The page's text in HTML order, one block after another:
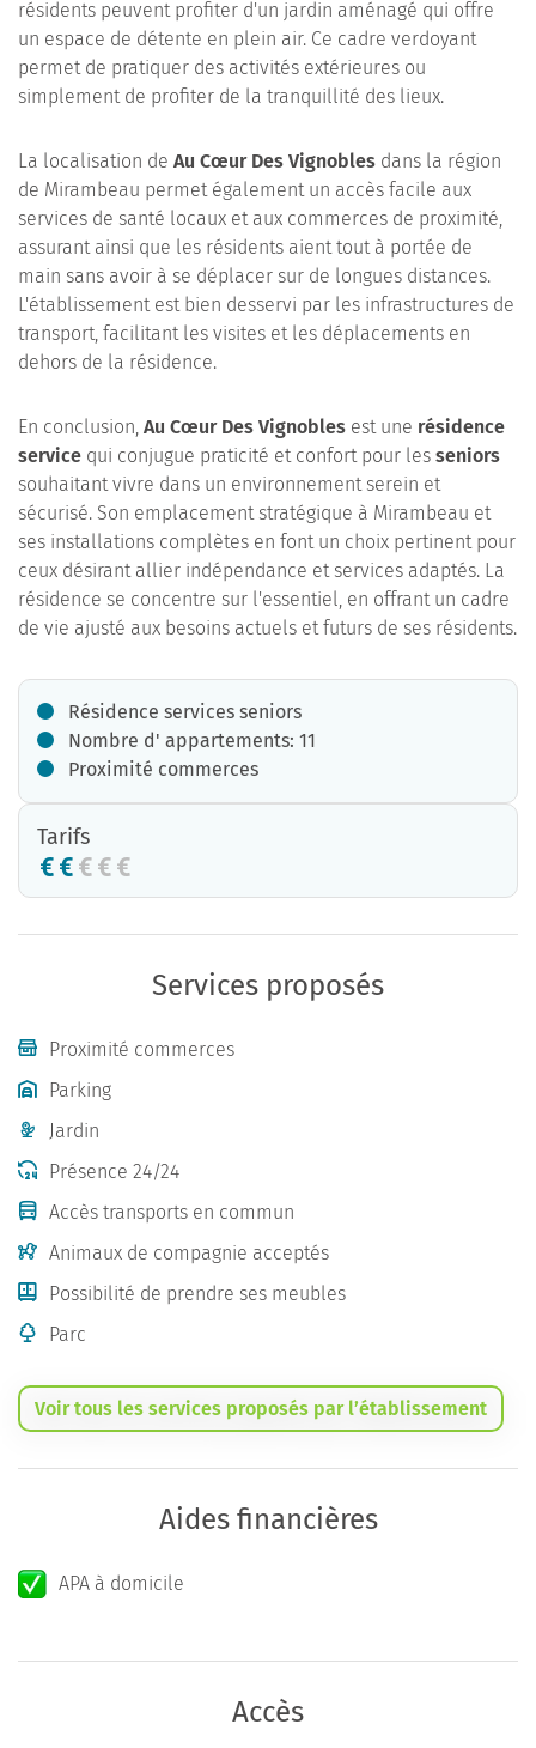
résidents peuvent profiter d'un jardin aménagé qui offre
un espace de détente en plein air. Ce cadre verdoyant
permet de pratiquer des activités extérieures ou
simplement de profiter de la tranquillité des lieux.
La localisation de Au Cœur Des Vignobles dans la région
de Mirambeau permet également un accès facile aux
services de santé locaux et aux commerces de proximité,
assurant ainsi que les résidents aient tout à portée de
main sans avoir à se déplacer sur de longues distances.
L'établissement est bien desservi par les infrastructures de
transport, facilitant les visites et les déplacements en
dehors de la résidence.
En conclusion, Au Cœur Des Vignobles est une résidence
service qui conjugue praticité et confort pour les seniors
souhaitant vivre dans un environnement serein et
sécurisé. Son emplacement stratégique à Mirambeau et
ses installations complètes en font un choix pertinent pour
ceux désirant allier indépendance et services adaptés. La
résidence se concentre sur l'essentiel, en offrant un cadre
de vie ajusté aux besoins actuels et futurs de ses résidents.
Résidence services seniors
Nombre d' appartements: 11
Proximité commerces
Tarifs
Services proposés
Proximité commerces
Parking
Jardin
Présence 24/24
Accès transports en commun
Animaux de compagnie acceptés
Possibilité de prendre ses meubles
Parc
Voir tous les services proposés par l’établissement
Aides financières
APA à domicile
Accès